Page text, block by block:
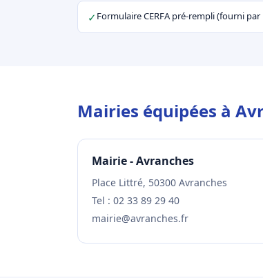
✓ Formulaire CERFA pré-rempli (fourni par
Mairies équipées à
Mairie - Avranches
Place Littré, 50300 Avranches
Tel : 02 33 89 29 40
mairie@avranches.fr